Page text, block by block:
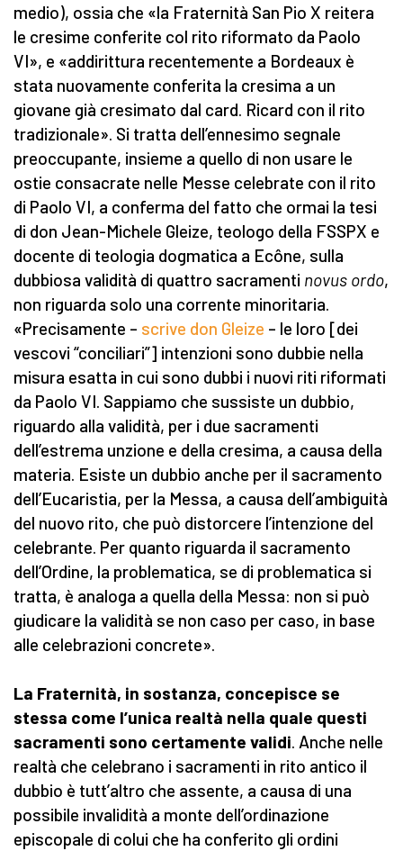
medio), ossia che «la Fraternità San Pio X reitera
le cresime conferite col rito riformato da Paolo
VI», e «addirittura recentemente a Bordeaux è
stata nuovamente conferita la cresima a un
giovane già cresimato dal card. Ricard con il rito
tradizionale». Si tratta dell’ennesimo segnale
preoccupante, insieme a quello di non usare le
ostie consacrate nelle Messe celebrate con il rito
di Paolo VI, a conferma del fatto che ormai la tesi
di don Jean-Michele Gleize, teologo della FSSPX e
docente di teologia dogmatica a Ecône, sulla
dubbiosa validità di quattro sacramenti novus ordo,
non riguarda solo una corrente minoritaria.
«Precisamente – scrive don Gleize – le loro [dei
vescovi “conciliari”] intenzioni sono dubbie nella
misura esatta in cui sono dubbi i nuovi riti riformati
da Paolo VI. Sappiamo che sussiste un dubbio,
riguardo alla validità, per i due sacramenti
dell’estrema unzione e della cresima, a causa della
materia. Esiste un dubbio anche per il sacramento
dell’Eucaristia, per la Messa, a causa dell’ambiguità
del nuovo rito, che può distorcere l’intenzione del
celebrante. Per quanto riguarda il sacramento
dell’Ordine, la problematica, se di problematica si
tratta, è analoga a quella della Messa: non si può
giudicare la validità se non caso per caso, in base
alle celebrazioni concrete».
La Fraternità, in sostanza, concepisce se
stessa come l’unica realtà nella quale questi
sacramenti sono certamente validi. Anche nelle
realtà che celebrano i sacramenti in rito antico il
dubbio è tutt’altro che assente, a causa di una
possibile invalidità a monte dell’ordinazione
episcopale di colui che ha conferito gli ordini